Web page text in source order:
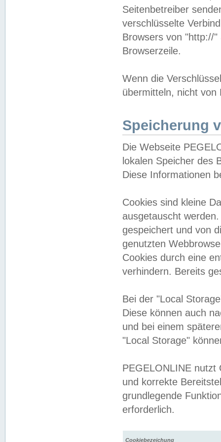
Seitenbetreiber
verschlüsselte
Browsers von "http://
Browserzeile.
Wenn die
übermitteln, nicht von
Speicherung
Die Webseite
lokalen Speicher des
Diese Informationen
Cookies sind kleine
ausgetauscht
gespeichert und von
genutzten
Cookies durch eine
verhindern. Bereits
Bei der "Local
Diese können auch
und bei einem
"Local Storage"
PEGELONLINE nutzt
und korrekte
grundlegende
erforderlich.
Cookiebezeichung